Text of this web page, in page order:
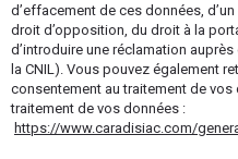
d’effacement de ces données,
droit d’opposition, du droit à la
d’introduire une réclamation
la CNIL). Vous pouvez également
consentement au traitement de vos
traitement de vos données :
https://www.caradisiac.com/